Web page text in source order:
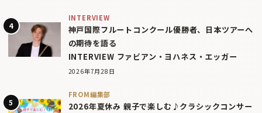
INTERVIEW
神戸国際フルートコンクール優勝者、日本ツアーへ
の期待を語る
INTERVIEW ファビアン・ヨハネス・エッガー
2026年7月28日
FROM編集部
2026年夏休み 親子で楽しむ♪クラシックコンサー